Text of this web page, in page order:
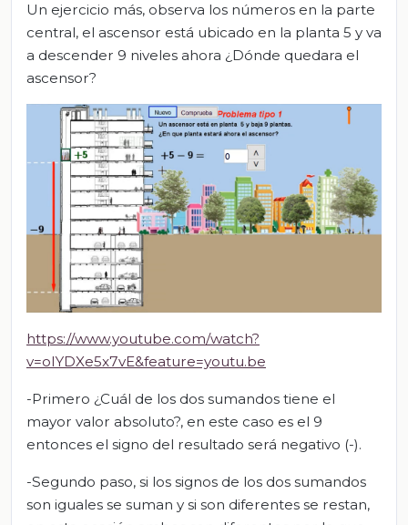
Un ejercicio más, observa los números en la parte
central, el ascensor está ubicado en la planta 5 y va
a descender 9 niveles ahora ¿Dónde quedara el
ascensor?
https://www.youtube.com/watch?
v=oIYDXe5x7vE&feature=youtu.be
-Primero ¿Cuál de los dos sumandos tiene el
mayor valor absoluto?, en este caso es el 9
entonces el signo del resultado será negativo (-).
-Segundo paso, si los signos de los dos sumandos
son iguales se suman y si son diferentes se restan,